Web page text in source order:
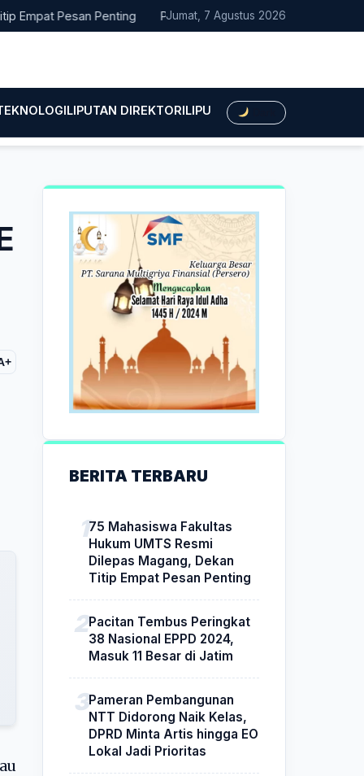
Pesan Penting Pacitan Tembus Peringkat 38 Nasional
Jumat, 7 Agustus 2026
LIPUTAN DIREKTORILIPUTAN HUKUMLIPUTAN
BERITA TERBARU
75 Mahasiswa Fakultas
Hukum UMTS Resmi
Dilepas Magang, Dekan
Titip Empat Pesan Penting
Pacitan Tembus Peringkat
38 Nasional EPPD 2024,
Masuk 11 Besar di Jatim
Pameran Pembangunan
NTT Didorong Naik Kelas,
DPRD Minta Artis hingga EO
Lokal Jadi Prioritas